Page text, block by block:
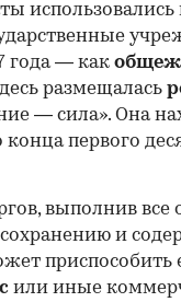
использовались
года — как
размещалась
— сила». Она
конца первого
выполнив все
и
приспособить
или иные